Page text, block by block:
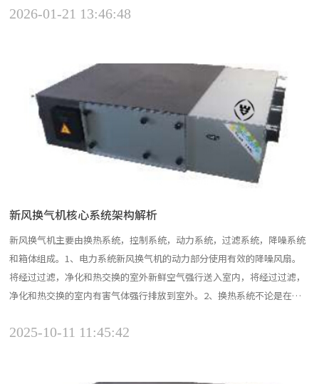
耗，还会对内部部件造成不必要的磨损，缩短设备使用寿命。建议在需要
2026-01-21 13:46:48
新风换气机核心系统架构解析
新风换气机主要由换热系统，控制系统，动力系统，过滤系统，降噪系统
和箱体组成。1、电力系统新风换气机的动力部分使用有效的降噪风扇。
将经过过滤，净化和热交换的室外新鲜空气强行送入室内，将经过过滤，
净化和热交换的室内有害气体强行排放到室外。2、换热系统不论是在国
式，其中转轮式热交换器也属于旋转式。从正常使用和维护的角度来看，
2025-10-11 11:45:42